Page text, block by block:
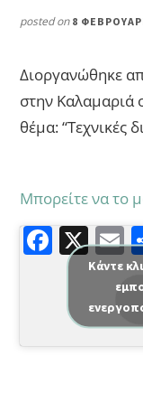
posted on 8
Διοργανώθηκε
στην Καλαμαριά
θέμα: “Τεχνικές
Μπορείτε να το
F
a
e
b
X E
l
Κάντε